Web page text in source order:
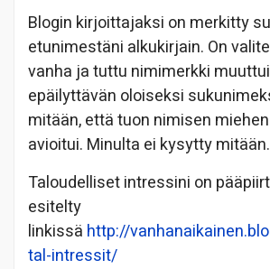
Blogin kirjoittajaksi on merkitty
etunimestäni alkukirjain. On
vanha ja tuttu nimimerkki
epäilyttävän oloiseksi
mitään, että tuon nimisen
avioitui. Minulta ei kysytty mitään.
Taloudelliset intressini on
esitelty
linkissä http://
tal-intressit/